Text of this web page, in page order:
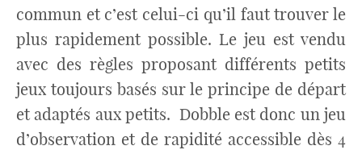
commun et c’est celui-ci qu’il faut trouver le
plus rapidement possible. Le jeu est vendu
avec des règles proposant différents petits
jeux toujours basés sur le principe de départ
et adaptés aux petits. Dobble est donc un jeu
d’observation et de rapidité accessible dès 4